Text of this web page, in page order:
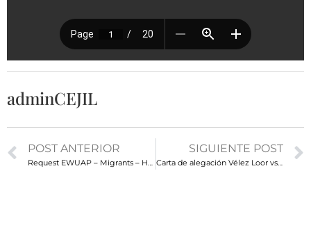
adminCEJIL
POST ANTERIOR
Request EWUAP – Migrants – Haiti
SIGUIENTE POST
Carta de alegación Vélez Loor vs Panamá